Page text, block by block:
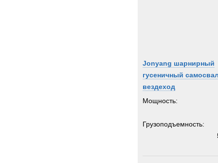
Jonyang шарнирный
гусеничный
вездеход
Мощность:
Грузоподъемность: